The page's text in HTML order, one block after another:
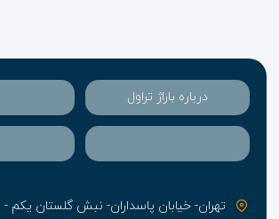
درباره باراژ تراول
تهران- خیابان پاسداران- نبش گلستان یکم